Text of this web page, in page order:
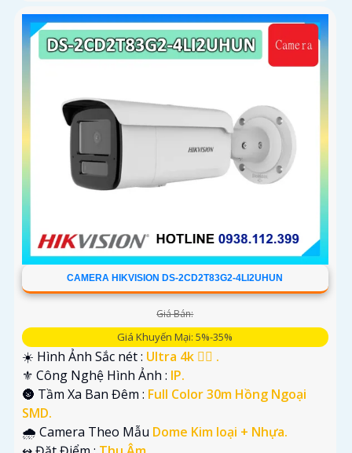
CAMERA HIKVISION DS-2CD2T83G2-4LI2UHUN
Giá Bán:
Giá Khuyến Mại: 5%-35%
☀️ Hình Ảnh Sắc nét : Ultra 4k 👍🏾 .
⚜️ Công Nghệ Hình Ảnh : IP.
🌚 Tầm Xa Ban Đêm : Full Color 30m Hồng Ngoại
SMD.
🌧️ Camera Theo Mẫu Dome Kim loại + Nhựa.